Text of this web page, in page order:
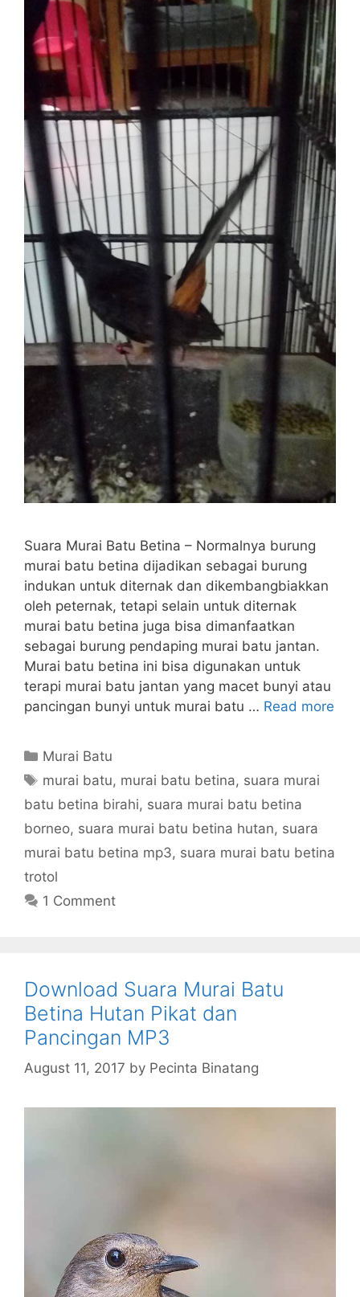
Suara Murai Batu Betina – Normalnya burung
murai batu betina dijadikan sebagai burung
indukan untuk diternak dan dikembangbiakkan
oleh peternak, tetapi selain untuk diternak
murai batu betina juga bisa dimanfaatkan
sebagai burung pendaping murai batu jantan.
Murai batu betina ini bisa digunakan untuk
terapi murai batu jantan yang macet bunyi atau
pancingan bunyi untuk murai batu … Read more
Categories
Murai Batu
Tags
murai batu, murai batu betina, suara murai
batu betina birahi, suara murai batu betina
borneo, suara murai batu betina hutan, suara
murai batu betina mp3, suara murai batu betina
trotol
1 Comment
Download Suara Murai Batu
Betina Hutan Pikat dan
Pancingan MP3
August 11, 2017 by Pecinta Binatang